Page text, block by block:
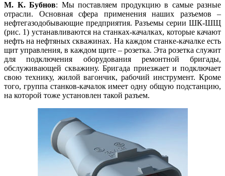
М. К. Бубнов: Мы поставляем продукцию в самые разные
отрасли. Основная сфера применения наших разъемов –
нефтегазодобывающие предприятия. Разъемы серии ШК-ШЩ
(рис. 1) устанавливаются на станках-качалках, которые качают
нефть на нефтяных скважинах. На каждом станке-качалке есть
щит управления, в каждом щи­те – розетка. Эта розетка служит
для подключения оборудования ремонтной бригады,
обслуживающей скважину. Бригада приезжает и подключает
свою технику, жилой вагончик, рабочий инструмент. Кроме
то­го, группа станков‑качалок имеет одну общую подстанцию,
на которой то­же установлен такой разъем.